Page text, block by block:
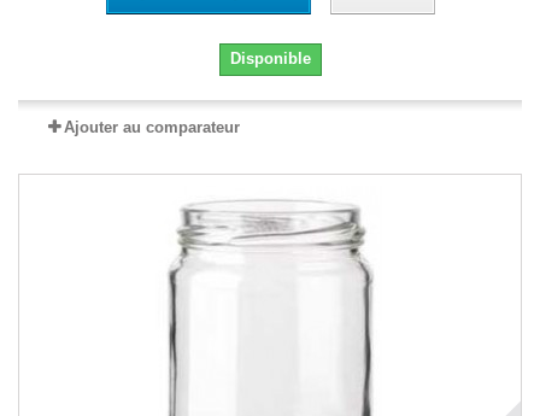
Disponible
Ajouter au comparateur